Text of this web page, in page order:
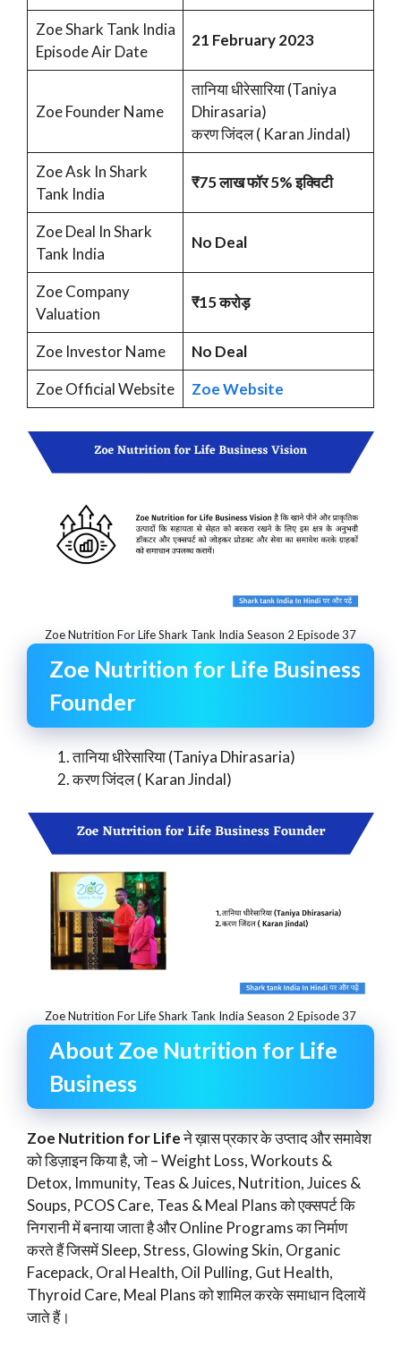
Zoe Shark Tank India
Episode Air Date
21 February 2023
Zoe Founder Name
तानिया धीरेसारिया (Taniya
Dhirasaria)
करण जिंदल ( Karan Jindal)
Zoe Ask In Shark
Tank India
₹75 लाख फॉर 5% इक्विटी
Zoe Deal In Shark
Tank India
No Deal
Zoe Company
Valuation
₹15 करोड़
Zoe Investor Name
No Deal
Zoe Official Website
Zoe Website
Zoe Nutrition For Life Shark Tank India Season 2 Episode 37
Zoe Nutrition for Life Business
Founder
तानिया धीरेसारिया (Taniya Dhirasaria)
करण जिंदल ( Karan Jindal)
Zoe Nutrition For Life Shark Tank India Season 2 Episode 37
About Zoe Nutrition for Life
Business
Zoe Nutrition for Lifeने ख़ास प्रकार के उप्ताद और समावेश
को डिज़ाइन किया है, जो – Weight Loss, Workouts &
Detox, Immunity, Teas & Juices, Nutrition, Juices &
Soups, PCOS Care, Teas & Meal Plans को एक्सपर्ट कि
निगरानी में बनाया जाता है और Online Programs का निर्माण
करते हैं जिसमें Sleep, Stress, Glowing Skin, Organic
Facepack, Oral Health, Oil Pulling, Gut Health,
Thyroid Care, Meal Plans को शामिल करके समाधान दिलायें
जाते हैं।